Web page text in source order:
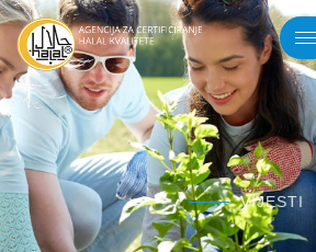
VIJESTI